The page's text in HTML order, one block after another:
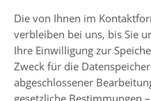
Die von Ihnen im
verbleiben bei uns, bis Sie
Ihre Einwilligung zur
Zweck für die
abgeschlossener